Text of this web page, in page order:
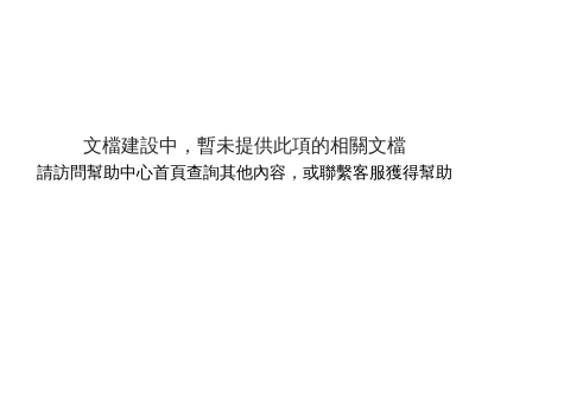
文檔建設中，暫未提供此項的相關文檔
請訪問幫助中心首頁查詢其他內容，或聯繫客服獲得幫助